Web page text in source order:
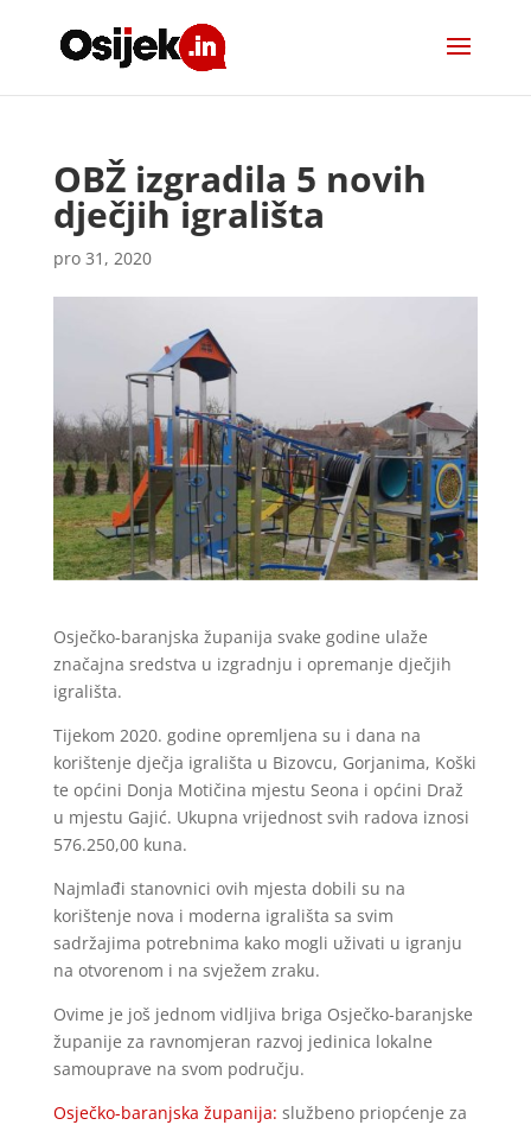
OBŽ izgradila 5 novih
dječjih igrališta
pro 31, 2020
Osječko-baranjska županija svake godine ulaže
značajna sredstva u izgradnju i opremanje dječjih
igrališta.
Tijekom 2020. godine opremljena su i dana na
korištenje dječja igrališta u Bizovcu, Gorjanima, Koški
te općini Donja Motičina mjestu Seona i općini Draž
u mjestu Gajić. Ukupna vrijednost svih radova iznosi
576.250,00 kuna.
Najmlađi stanovnici ovih mjesta dobili su na
korištenje nova i moderna igrališta sa svim
sadržajima potrebnima kako mogli uživati u igranju
na otvorenom i na svježem zraku.
Ovime je još jednom vidljiva briga Osječko-baranjske
županije za ravnomjeran razvoj jedinica lokalne
samouprave na svom području.
Osječko-baranjska županija: službeno priopćenje za